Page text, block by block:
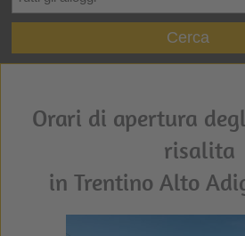
Cerca
Orari di apertura
risalita
in Trentino Alto